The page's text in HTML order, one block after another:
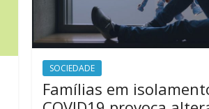
SOCIEDADE
Famílias em